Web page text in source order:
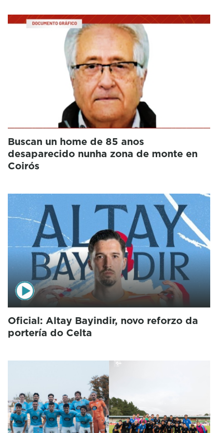
Buscan un home de 85 anos
desaparecido nunha zona de monte en
Coirós
Oficial: Altay Bayindir, novo reforzo da
portería do Celta